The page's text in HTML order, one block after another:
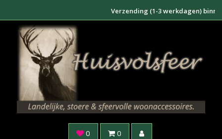
inhoud
Verzending (1-3 werkdagen) binnen
0 0